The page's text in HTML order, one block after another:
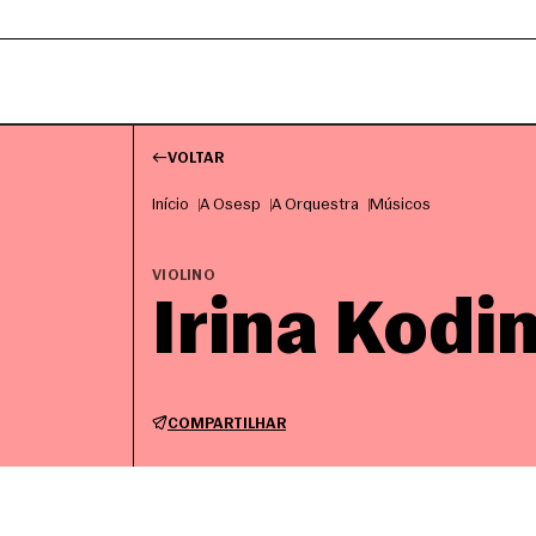
VOLTAR
Início A Osesp A Orquestra Músicos
VIOLINO
Irina
COMPARTILHAR